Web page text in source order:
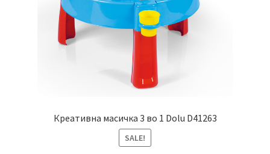
Креативна масичка 3 во 1 Dolu D41263
SALE!